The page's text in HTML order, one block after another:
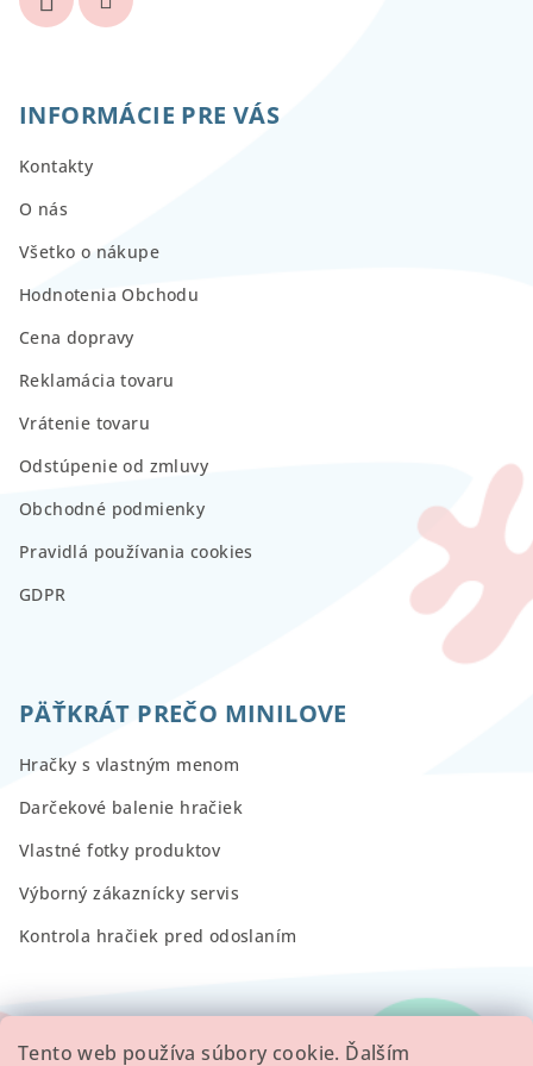
Tento web používa súbory cookie. Ďalším
INFORMÁCIE PRE VÁS
Kontakty
O nás
Všetko o nákupe
Hodnotenia Obchodu
Cena dopravy
Reklamácia tovaru
Vrátenie tovaru
Odstúpenie od zmluvy
Obchodné podmienky
Pravidlá používania cookies
GDPR
PÄŤKRÁT PREČO MINILOVE
Hračky s vlastným menom
Darčekové balenie hračiek
Vlastné fotky produktov
Výborný zákaznícky servis
Kontrola hračiek pred odoslaním
RECENZIE